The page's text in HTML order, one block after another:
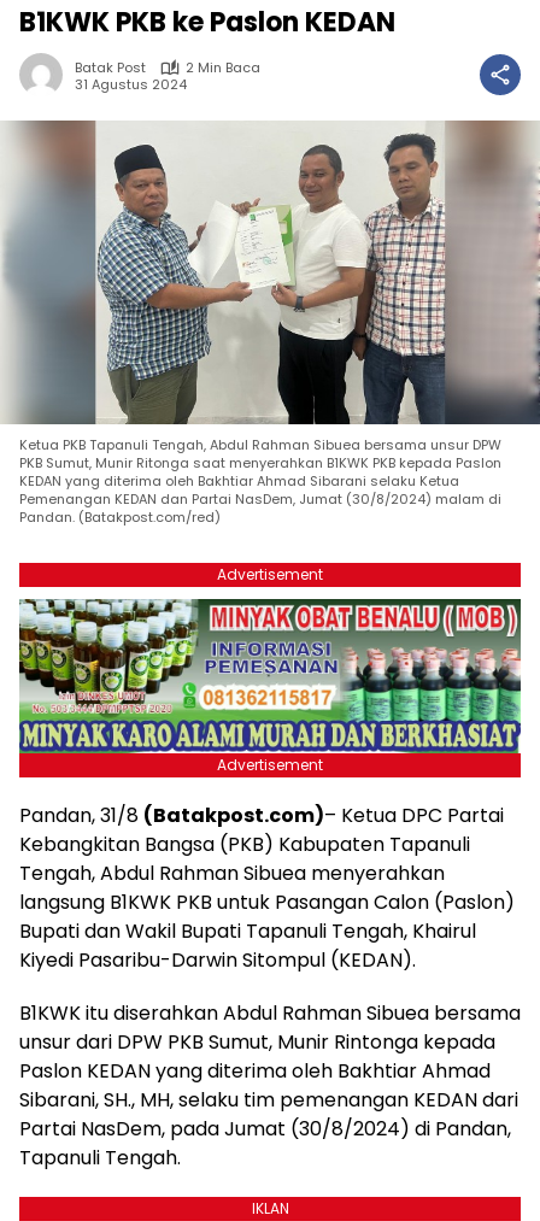
B1KWK PKB ke Paslon KEDAN
Batak Post
2 Min Baca
31 Agustus 2024
Ketua PKB Tapanuli Tengah, Abdul Rahman Sibuea bersama unsur DPW
PKB Sumut, Munir Ritonga saat menyerahkan B1KWK PKB kepada Paslon
KEDAN yang diterima oleh Bakhtiar Ahmad Sibarani selaku Ketua
Pemenangan KEDAN dan Partai NasDem, Jumat (30/8/2024) malam di
Pandan. (Batakpost.com/red)
Advertisement
Advertisement
Pandan, 31/8 (Batakpost.com)– Ketua DPC Partai
Kebangkitan Bangsa (PKB) Kabupaten Tapanuli
Tengah, Abdul Rahman Sibuea menyerahkan
langsung B1KWK PKB untuk Pasangan Calon (Paslon)
Bupati dan Wakil Bupati Tapanuli Tengah, Khairul
Kiyedi Pasaribu-Darwin Sitompul (KEDAN).
B1KWK itu diserahkan Abdul Rahman Sibuea bersama
unsur dari DPW PKB Sumut, Munir Rintonga kepada
Paslon KEDAN yang diterima oleh Bakhtiar Ahmad
Sibarani, SH., MH, selaku tim pemenangan KEDAN dari
Partai NasDem, pada Jumat (30/8/2024) di Pandan,
Tapanuli Tengah.
IKLAN